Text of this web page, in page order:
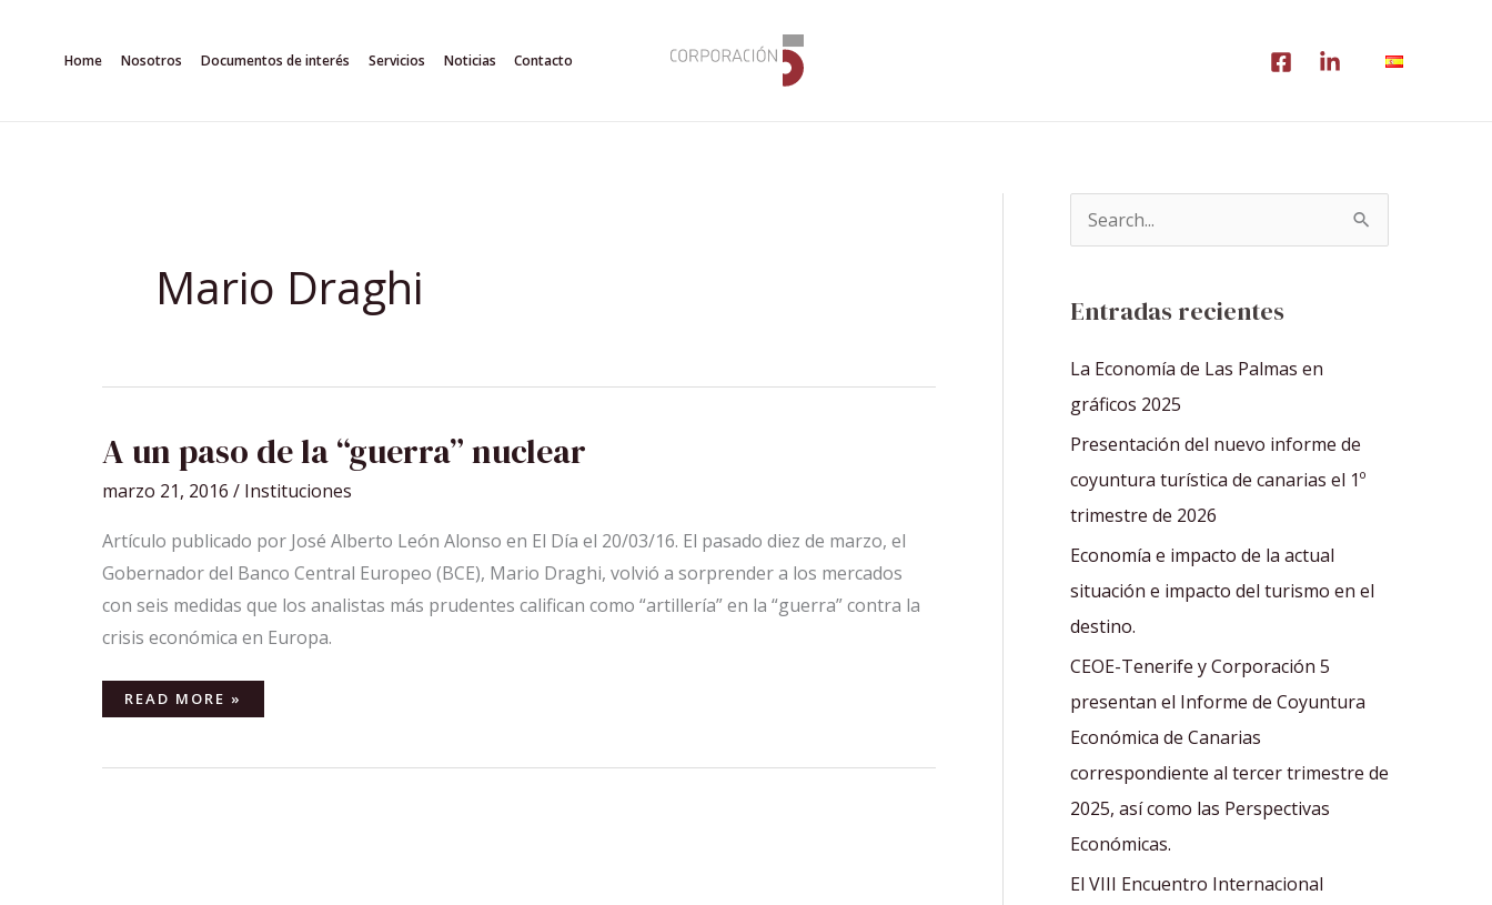
Home Nosotros Documentos de interés Servicios Noticias Contacto
Mario Draghi
A un paso de la “guerra” nuclear
marzo 21, 2016 / Instituciones
Artículo publicado por José Alberto León Alonso en El Día el 20/03/16. El pasado diez de marzo, el
Gobernador del Banco Central Europeo (BCE), Mario Draghi, volvió a sorprender a los mercados
con seis medidas que los analistas más prudentes califican como “artillería” en la “guerra” contra la
crisis económica en Europa.
UN
PASO
LA
READ MORE »
a
r
p
o
r
:
Entradas recientes
La Economía de Las Palmas en
gráficos 2025
Presentación del nuevo informe de
coyuntura turística de canarias el 1º
trimestre de 2026
Economía e impacto de la actual
situación e impacto del turismo en el
destino.
CEOE-Tenerife y Corporación 5
presentan el Informe de Coyuntura
Económica de Canarias
correspondiente al tercer trimestre de
2025, así como las Perspectivas
Económicas.
El VIII Encuentro Internacional